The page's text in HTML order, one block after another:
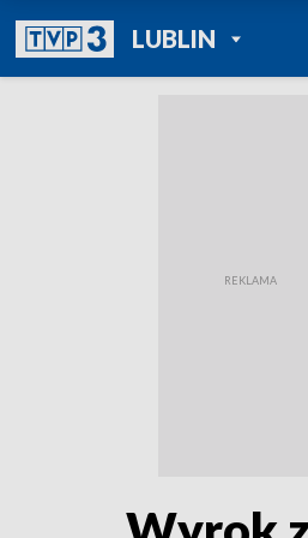
LUBLINPOWRÓT DO
TVP REGIONY